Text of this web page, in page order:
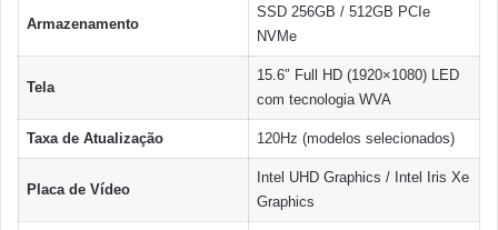
Armazenamento
SSD 256GB / 512GB PCIe
NVMe
Tela
15.6″ Full HD (1920×1080) LED
com tecnologia WVA
Taxa de Atualização 120Hz (modelos selecionados)
Placa de Vídeo
Intel UHD Graphics / Intel Iris Xe
Graphics